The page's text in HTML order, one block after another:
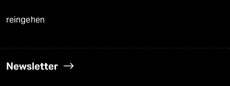
reingehen
Newsletter